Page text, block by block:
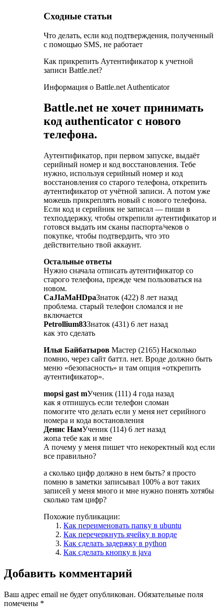
Сходные статьи
Что делать, если код подтверждения, полученный
с помощью SMS, не работает
Как прикрепить Аутентификатор к учетной
записи Battle.net?
Информация о Battle.net Authenticator
Battle.net не хочет принимать
код authenticator с нового
телефона.
Аутентификатор, при первом запуске, выдаёт
серийный номер и код восстановления. Тебе
нужно, используя серийный номер и код
восстановления со старого телефона, открепить
аутентификатор от учётной записи. А потом уже
можешь прикреплять новый с нового телефона.
Если код и серийник не записал — пиши в
техподдержку, чтобы открепили аутентификатор и
готовся выдать им сканы паспорта/чеков о
покупке, чтобы подтвердить, что это
действительно твой аккаунт.
Остальные ответы
Нужно сначала отписать аутентификатор со
старого телефона, прежде чем пользоваться на
новом.
CaJIaMaHDpaЗнаток (422) 8 лет назад
проблема. старый телефон сломался и не
включается
Petrollium83Знаток (431) 6 лет назад
как это сделать
Илья Байбатыров Мастер (2165) Насколько
помню, через сайт баттл. нет. Вроде должно быть
меню «безопасность» и там опция «открепить
аутентификатор».
mopsi gast mУченик (111) 4 года назад
как я отпишусь если телефон сломан
помогите что делать если у меня нет серийного
номера и кода востановления
Денис НамУченик (114) 6 лет назад
жопа тебе как и мне
А почему у меня пишет что некоректный код если
все правильно?
а сколько цифр должно в нем быть? я просто
помню в заметки записывал 100% а вот таких
записей у меня много и мне нужно понять хотябы
сколько там цифр?
Похожие публикации:
Как переименовать папку в ubuntu
Как перечеркнуть ячейку в ворде
Как сделать задержку в python
Как сделать кнопку в java
Добавить комментарий
Ваш адрес email не будет опубликован. Обязательные поля
помечены *